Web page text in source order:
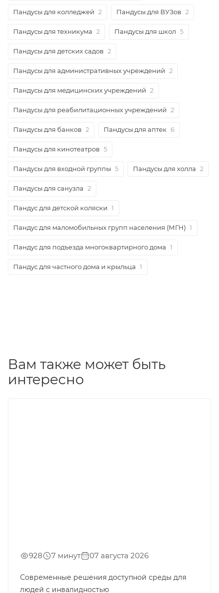
Пандусы для колледжей 2 Пандусы для ВУЗов 2
Пандусы для техникума 2 Пандусы для школ 5
Пандусы для детских садов 2
Пандусы для административных учреждений 2
Пандусы для медицинских учреждений 2
Пандусы для реабилитационных учреждений 2
Пандусы для банков 2 Пандусы для аптек 6
Пандусы для кинотеатров 5
Пандусы для входной группы 5 Пандусы для холла 2
Пандусы для санузла 2
Пандус для детской коляски 1
Пандус для маломобильных групп населения (МГН) 1
Пандус для подъезда многоквартирного дома 1
Пандус для частного дома и крыльца 1
Вам также может быть
интересно
928 7 минут 07 августа 2026
Современные решения доступной среды для
людей с инвалидностью